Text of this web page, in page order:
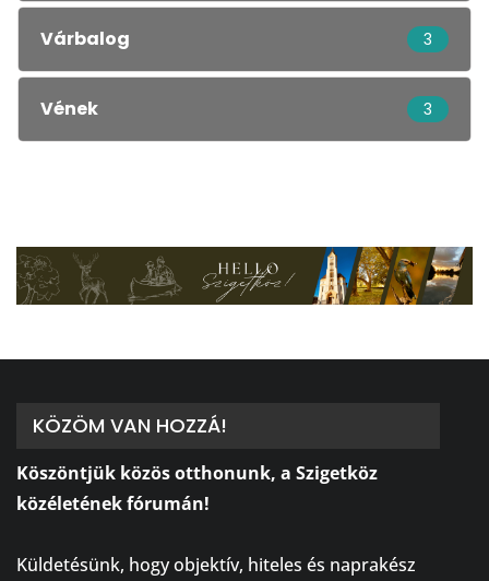
Várbalog 3
Vének 3
KÖZÖM VAN HOZZÁ!
Köszöntjük közös otthonunk, a Szigetköz
közéletének fórumán!
Küldetésünk, hogy objektív, hiteles és naprakész